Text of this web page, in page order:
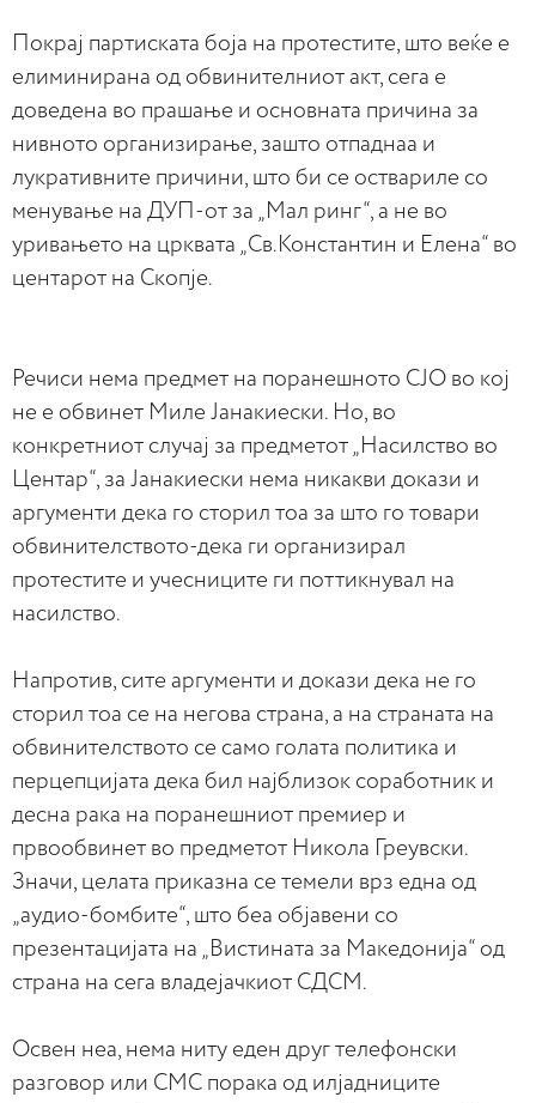
Покрај партиската боја на протестите, што веќе е
елиминирана од обвинителниот акт, сега е
доведена во прашање и основната причина за
нивното организирање, зашто отпаднаа и
лукративните причини, што би се оствариле со
менување на ДУП-от за „Мал ринг“, а не во
уривањето на црквата „Св.Константин и Елена“ во
центарот на Скопје.
Речиси нема предмет на поранешното СЈО во кој
не е обвинет Миле Јанакиески. Но, во
конкретниот случај за предметот „Насилство во
Центар“, за Јанакиески нема никакви докази и
аргументи дека го сторил тоа за што го товари
обвинителството-дека ги организирал
протестите и учесниците ги поттикнувал на
насилство.
Напротив, сите аргументи и докази дека не го
сторил тоа се на негова страна, а на страната на
обвинителството се само голата политика и
перцепцијата дека бил најблизок соработник и
десна рака на поранешниот премиер и
првообвинет во предметот Никола Греувски.
Значи, целата приказна се темели врз една од
„аудио-бомбите“, што беа објавени со
презентацијата на „Вистината за Македонија“ од
страна на сега владејачкиот СДСМ.
Освен неа, нема ниту еден друг телефонски
разговор или СМС порака од илјадниците